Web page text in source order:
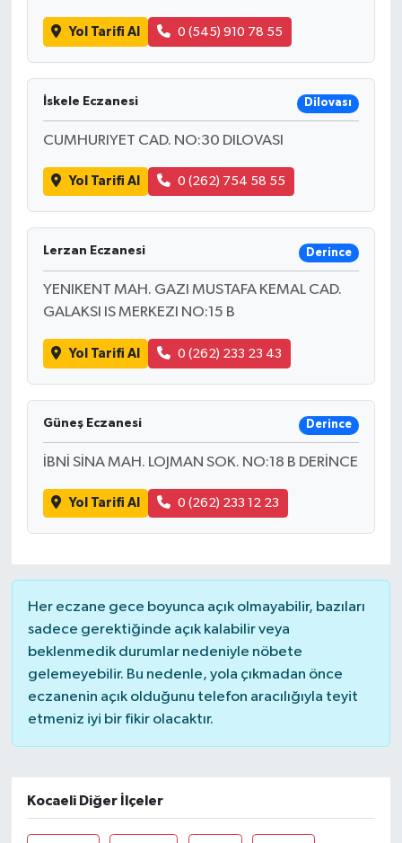
Yol Tarifi Al 0 (545) 910 78 55
İskele Eczanesi Dilovası
CUMHURIYET CAD. NO:30 DILOVASI
Yol Tarifi Al 0 (262) 754 58 55
Lerzan Eczanesi Derince
YENIKENT MAH. GAZI MUSTAFA KEMAL CAD.
GALAKSI IS MERKEZI NO:15 B
Yol Tarifi Al 0 (262) 233 23 43
Güneş Eczanesi Derince
İBNİ SİNA MAH. LOJMAN SOK. NO:18 B DERİNCE
Yol Tarifi Al 0 (262) 233 12 23
Her eczane gece boyunca açık olmayabilir, bazıları
sadece gerektiğinde açık kalabilir veya
beklenmedik durumlar nedeniyle nöbete
gelemeyebilir. Bu nedenle, yola çıkmadan önce
eczanenin açık olduğunu telefon aracılığıyla teyit
etmeniz iyi bir fikir olacaktır.
Kocaeli Diğer İlçeler